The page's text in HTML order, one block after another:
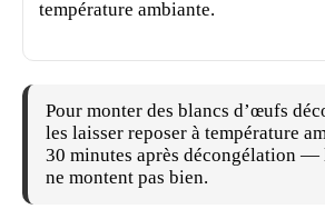
température ambiante.
Pour monter des blancs d’œufs
les laisser reposer à température
30 minutes après décongélation —
ne montent pas bien.